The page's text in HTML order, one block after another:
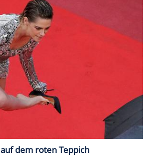
dem roten Teppich